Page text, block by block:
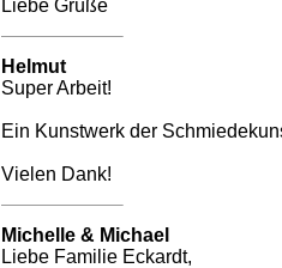
Liebe Grüße
Helmut
Super Arbeit!
Ein Kunstwerk der
Vielen Dank!
Michelle & Michael
Liebe Familie Eckardt,